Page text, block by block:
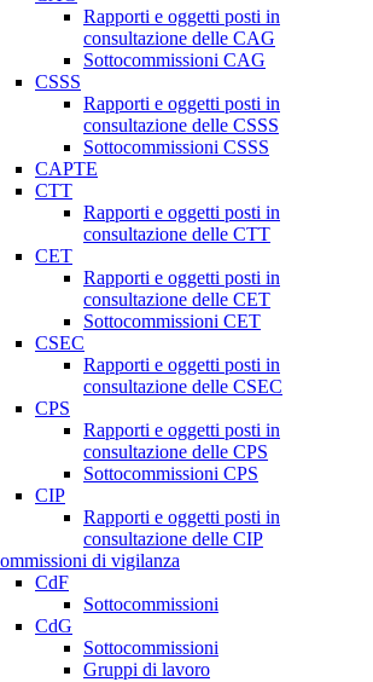
Rapporti e oggetti posti in
consultazione delle CAG
Sottocommissioni CAG
CSSS
Rapporti e oggetti posti in
consultazione delle CSSS
Sottocommissioni CSSS
CAPTE
CTT
Rapporti e oggetti posti in
consultazione delle CTT
CET
Rapporti e oggetti posti in
consultazione delle CET
Sottocommissioni CET
CSEC
Rapporti e oggetti posti in
consultazione delle CSEC
CPS
Rapporti e oggetti posti in
consultazione delle CPS
Sottocommissioni CPS
CIP
Rapporti e oggetti posti in
consultazione delle CIP
di vigilanza
CdF
Sottocommissioni
CdG
Sottocommissioni
Gruppi di lavoro